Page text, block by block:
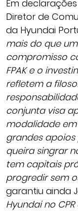
Em
Diretor de
da Hyundai
mais do que
compromisso
FPAK e o
refletem a
conjunta visa
modalidade
grandes
queira singrar
tem capitais
progredir sem
garantiu ainda
Hyundai no